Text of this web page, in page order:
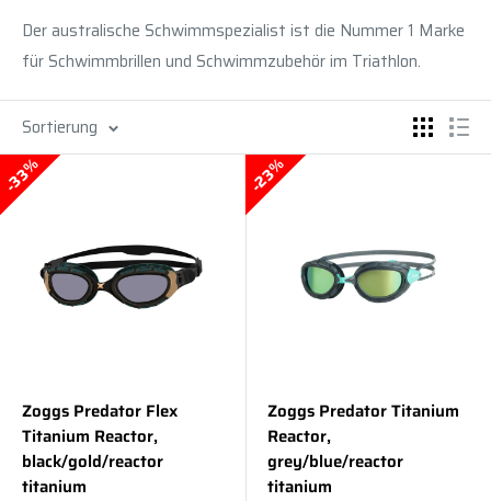
Der australische Schwimmspezialist ist die Nummer 1 Marke
für Schwimmbrillen und Schwimmzubehör im Triathlon.
Sortierung
33%
Zoggs Predator Flex
Titanium Reactor,
black/gold/reactor
titanium
23%
Zoggs Predator Titanium
Reactor,
grey/blue/reactor
titanium